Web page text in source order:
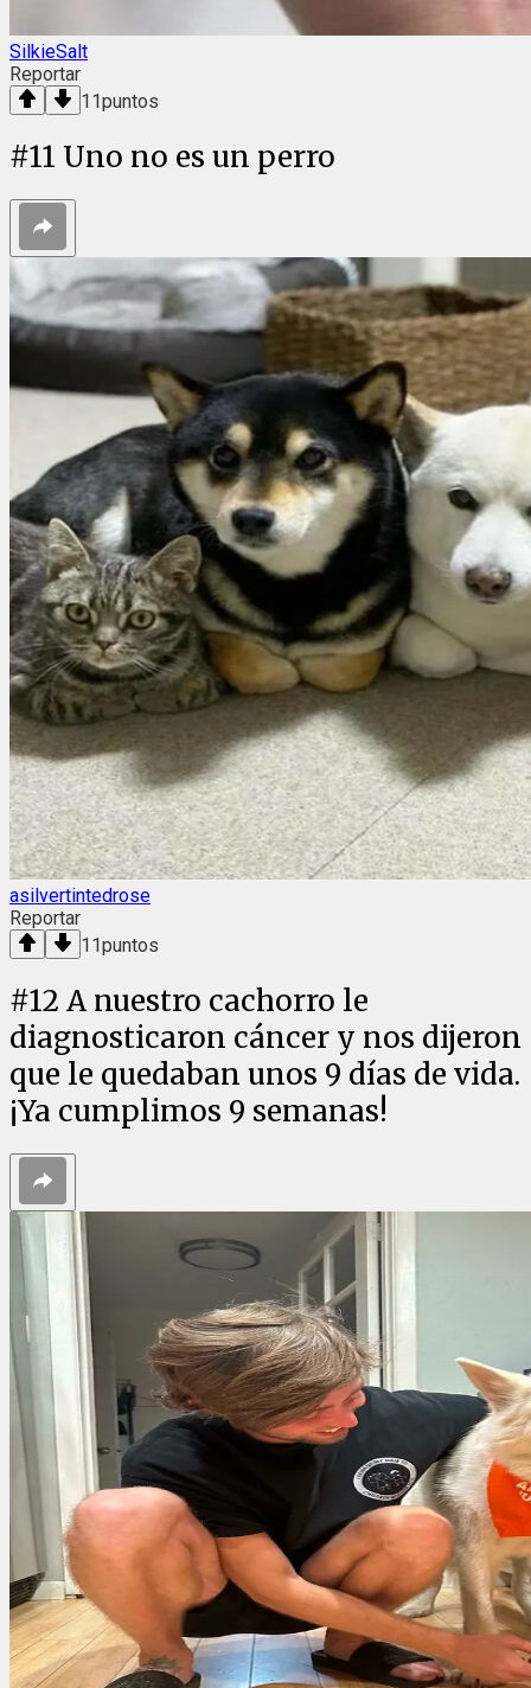
SilkieSalt
Reportar
11puntos
#11 Uno no es un perro
asilvertintedrose
Reportar
11puntos
#12 A nuestro cachorro le
diagnosticaron cáncer y nos dijeron
que le quedaban unos 9 días de vida.
¡Ya cumplimos 9 semanas!